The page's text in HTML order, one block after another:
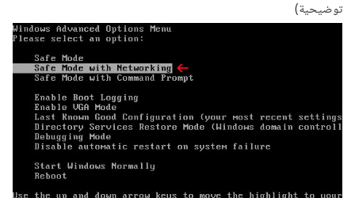
توضيحية)